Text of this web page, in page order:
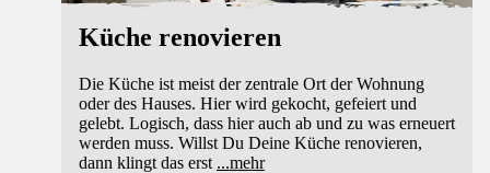
Küche renovieren
Die Küche ist meist der zentrale Ort der Wohnung
oder des Hauses. Hier wird gekocht, gefeiert und
gelebt. Logisch, dass hier auch ab und zu was erneuert
werden muss. Willst Du Deine Küche renovieren,
dann klingt das erst ...mehr